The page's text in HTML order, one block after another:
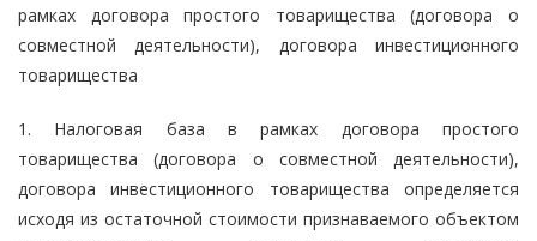
рамках договора простого товарищества (договора о
совместной деятельности), договора инвестиционного
товарищества
1. Налоговая база в рамках договора простого
товарищества (договора о совместной деятельности),
договора инвестиционного товарищества определяется
исходя из остаточной стоимости признаваемого объектом